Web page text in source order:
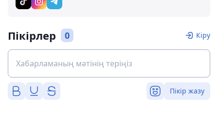
Пікірлер 0 Кіру
Пікір жазу